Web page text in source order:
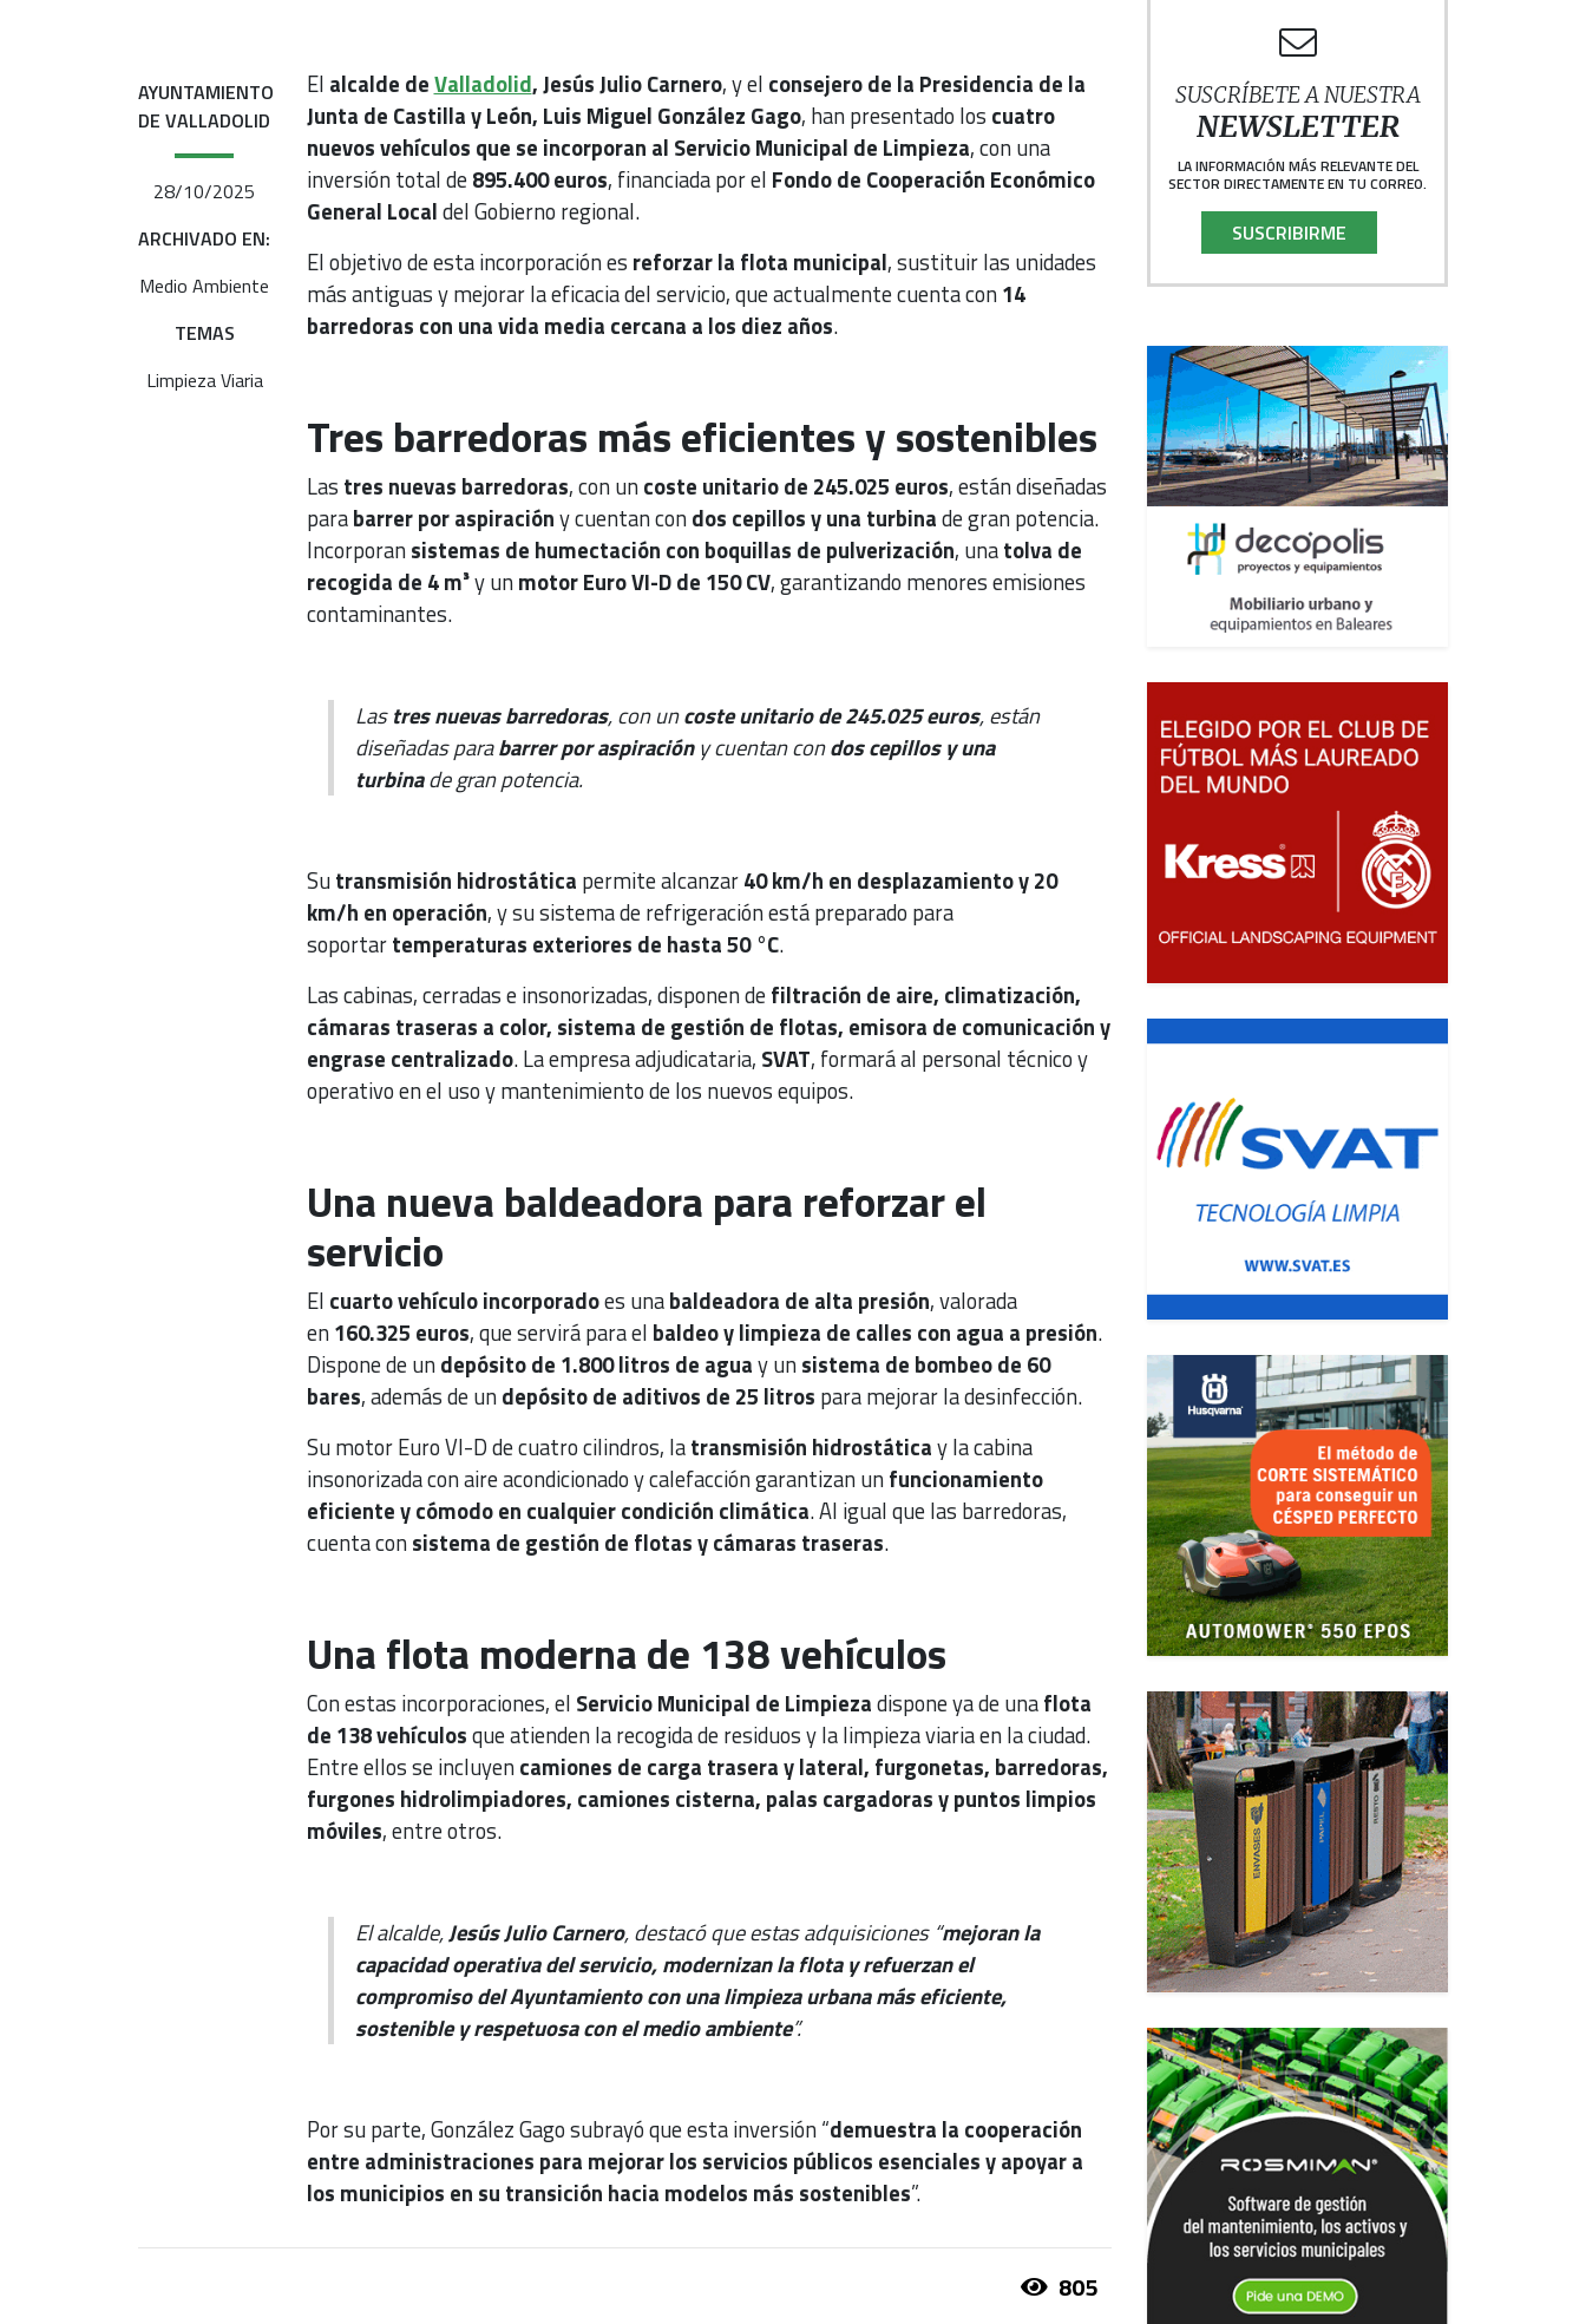
AYUNTAMIENTO
DE VALLADOLID
28/10/2025
ARCHIVADO EN:
Medio Ambiente
TEMAS
Limpieza Viaria
El alcalde deValladolid, Jesús Julio Carnero, y el consejero de la Presidencia de la
Junta de Castilla y León, Luis Miguel González Gago, han presentado los cuatro
nuevos vehículos que se incorporan al Servicio Municipal de Limpieza, con una
inversión total de895.400 euros, financiada por el Fondo de Cooperación Económico
General Localdel Gobierno regional.
El objetivo de esta incorporación es reforzar la flota municipal, sustituir las unidades
más antiguas y mejorar la eficacia del servicio, que actualmente cuenta con14
barredoras con una vida media cercana a los diez años.
Tres barredoras más eficientes y sostenibles
Las tres nuevas barredoras, con uncoste unitario de 245.025 euros, están diseñadas
parabarrer por aspiracióny cuentan condos cepillos y una turbinade gran potencia.
Incorporansistemas de humectación con boquillas de pulverización, unatolva de
recogida de 4 m³y unmotor Euro VI-D de 150 CV, garantizando menores emisiones
contaminantes.
Lastres nuevas barredoras, con uncoste unitario de 245.025 euros, están
diseñadas parabarrer por aspiracióny cuentan condos cepillos y una
turbinade gran potencia.
Sutransmisión hidrostática permite alcanzar40 km/h en desplazamiento y 20
km/h en operación, y su sistema de refrigeración está preparado para
soportartemperaturas exteriores de hasta 50 °C.
Las cabinas, cerradas e insonorizadas, disponen defiltración de aire, climatización,
cámaras traseras a color, sistema de gestión de flotas, emisora de comunicación y
engrase centralizado. La empresa adjudicataria, SVAT, formará al personal técnico y
operativo en el uso y mantenimiento de los nuevos equipos.
Una nueva baldeadora para reforzar el
servicio
El cuarto vehículo incorporadoes unabaldeadora de alta presión, valorada
en160.325 euros, que servirá para el baldeo y limpieza de calles con agua a presión.
Dispone de undepósito de 1.800 litros de aguay unsistema de bombeo de 60
bares, además de undepósito de aditivos de 25 litros para mejorar la desinfección.
Su motor Euro VI-D de cuatro cilindros, latransmisión hidrostáticay la cabina
insonorizada con aire acondicionado y calefacción garantizan unfuncionamiento
eficiente y cómodo en cualquier condición climática. Al igual que las barredoras,
cuenta consistema de gestión de flotas y cámaras traseras.
Una flota moderna de 138 vehículos
Con estas incorporaciones, el Servicio Municipal de Limpiezadispone ya de unaflota
de 138 vehículosque atienden la recogida de residuos y la limpieza viaria en la ciudad.
Entre ellos se incluyencamiones de carga trasera y lateral, furgonetas, barredoras,
furgones hidrolimpiadores, camiones cisterna, palas cargadoras y puntos limpios
móviles, entre otros.
El alcalde,Jesús Julio Carnero, destacó que estas adquisiciones “mejoran la
capacidad operativa del servicio, modernizan la flota y refuerzan el
compromiso del Ayuntamiento con una limpieza urbana más eficiente,
sostenible y respetuosa con el medio ambiente”.
Por su parte, González Gago subrayó que esta inversión “demuestra la cooperación
entre administraciones para mejorar los servicios públicos esenciales y apoyar a
los municipios en su transición hacia modelos más sostenibles”.
805
SUSCRÍBETE A NUESTRA
NEWSLETTER
LA INFORMACIÓN MÁS RELEVANTE DEL
SECTOR DIRECTAMENTE EN TU CORREO.
SUSCRIBIRME